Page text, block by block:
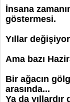
İnsana
göstermesi.
Yıllar
Ama bazı
Bir ağacın
arasında...
Ya da yıllardır